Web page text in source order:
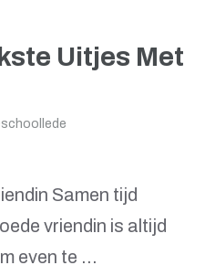
Uitjes Met
Samen tijd
vriendin is altijd
even te …